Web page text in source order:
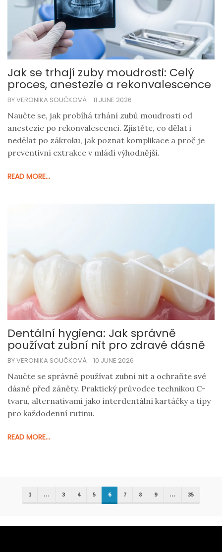
Jak se trhají zuby moudrosti: Celý
proces, anestezie a rekonvalescence
BY VERONIKA SOUČKOVÁ 11 JUNE 2026
Naučte se, jak probíhá trhání zubů moudrosti od
anestezie po rekonvalescenci. Zjistěte, co dělat i
nedělat po zákroku, jak poznat komplikace a proč je
preventivní extrakce v mládí výhodnější.
READ MORE...
Dentální hygiena: Jak správně
používat zubní nit pro zdravé dásně
BY VERONIKA SOUČKOVÁ 10 JUNE 2026
Naučte se správně používat zubní nit a ochraňte své
dásně před záněty. Praktický průvodce technikou C-
tvaru, alternativami jako interdentální kartáčky a tipy
pro každodenní rutinu.
READ MORE...
1 … 3 4 5 6 7 8 9 … 35